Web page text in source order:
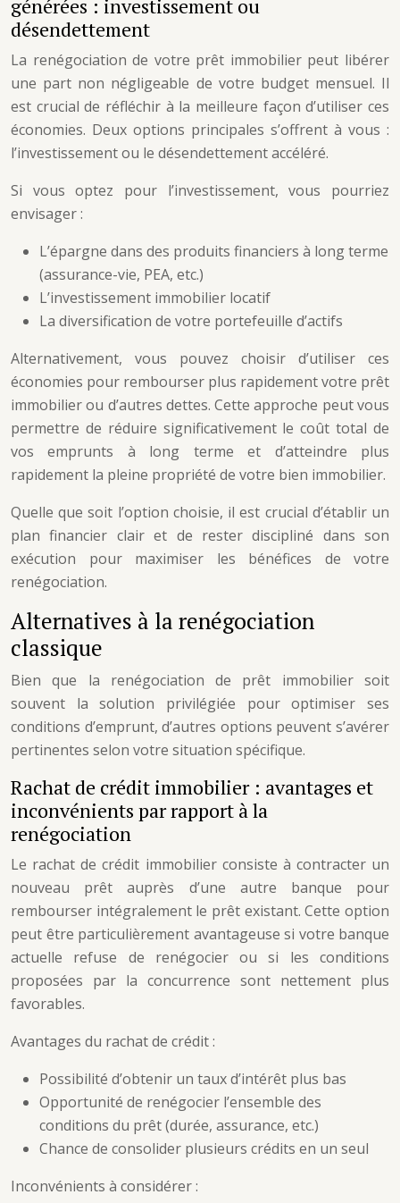
générées : investissement ou
désendettement
La renégociation de votre prêt immobilier peut libérer
une part non négligeable de votre budget mensuel. Il
est crucial de réfléchir à la meilleure façon d’utiliser ces
économies. Deux options principales s’offrent à vous :
l’investissement ou le désendettement accéléré.
Si vous optez pour l’investissement, vous pourriez
envisager :
L’épargne dans des produits financiers à long terme
(assurance-vie, PEA, etc.)
L’investissement immobilier locatif
La diversification de votre portefeuille d’actifs
Alternativement, vous pouvez choisir d’utiliser ces
économies pour rembourser plus rapidement votre prêt
immobilier ou d’autres dettes. Cette approche peut vous
permettre de réduire significativement le coût total de
vos emprunts à long terme et d’atteindre plus
rapidement la pleine propriété de votre bien immobilier.
Quelle que soit l’option choisie, il est crucial d’établir un
plan financier clair et de rester discipliné dans son
exécution pour maximiser les bénéfices de votre
renégociation.
Alternatives à la renégociation
classique
Bien que la renégociation de prêt immobilier soit
souvent la solution privilégiée pour optimiser ses
conditions d’emprunt, d’autres options peuvent s’avérer
pertinentes selon votre situation spécifique.
Rachat de crédit immobilier : avantages et
inconvénients par rapport à la
renégociation
Le rachat de crédit immobilier consiste à contracter un
nouveau prêt auprès d’une autre banque pour
rembourser intégralement le prêt existant. Cette option
peut être particulièrement avantageuse si votre banque
actuelle refuse de renégocier ou si les conditions
proposées par la concurrence sont nettement plus
favorables.
Avantages du rachat de crédit :
Possibilité d’obtenir un taux d’intérêt plus bas
Opportunité de renégocier l’ensemble des
conditions du prêt (durée, assurance, etc.)
Chance de consolider plusieurs crédits en un seul
Inconvénients à considérer :